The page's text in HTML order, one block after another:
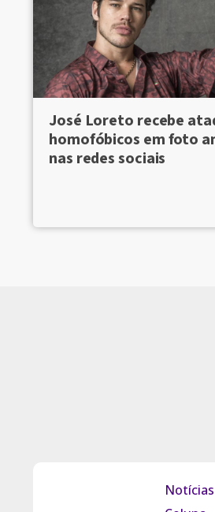
José Loreto recebe
homofóbicos em foto
nas redes sociais
Notícias